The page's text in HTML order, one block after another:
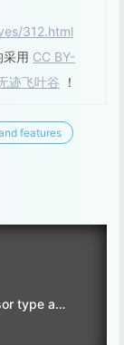
312.html
采用 CC BY-
迹飞叶谷 ！
features
Gentoo 6.6.13 内核配置选项 -- Processor type and features